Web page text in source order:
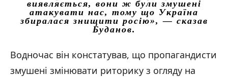
виявляється, вони ж були змушені
атакувати нас, тому що Україна
збиралася знищити росію», — сказав
Буданов.
Водночас він констатував, що пропагандисти
змушені змінювати риторику з огляду на